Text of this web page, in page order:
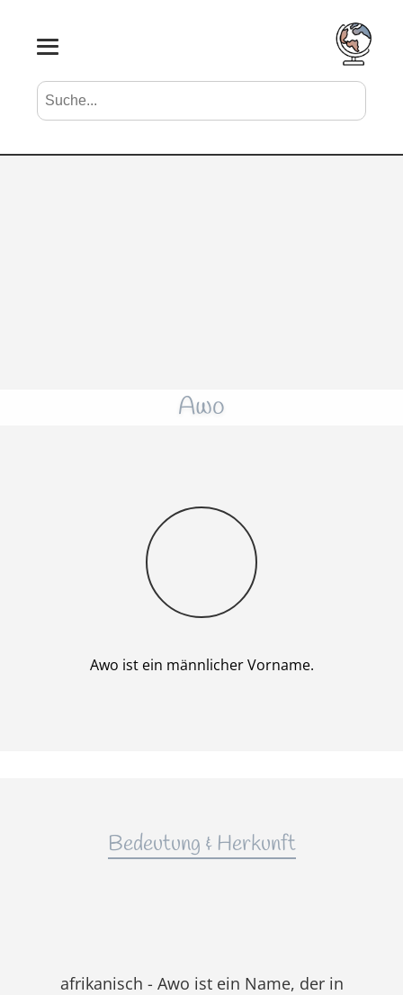
Suche nach Vornamen Search
Awo
Junge
Awo ist ein männlicher Vorname.
Bedeutung & Herkunft
afrikanisch - Awo ist ein Name, der in